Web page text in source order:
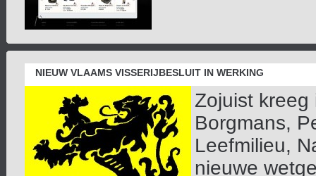
NIEUW VLAAMS VISSERIJBESLUIT IN WERKING
Zojuist
Borgmans,
Leefmilieu,
nieuwe